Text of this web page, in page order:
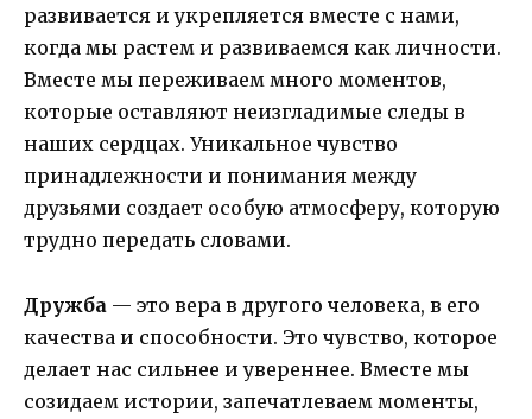
развивается и укрепляется вместе с нами,
когда мы растем и развиваемся как личности.
Вместе мы переживаем много моментов,
которые оставляют неизгладимые следы в
наших сердцах. Уникальное чувство
принадлежности и понимания между
друзьями создает особую атмосферу, которую
трудно передать словами.
Дружба — это вера в другого человека, в его
качества и способности. Это чувство, которое
делает нас сильнее и увереннее. Вместе мы
созидаем истории, запечатлеваем моменты,